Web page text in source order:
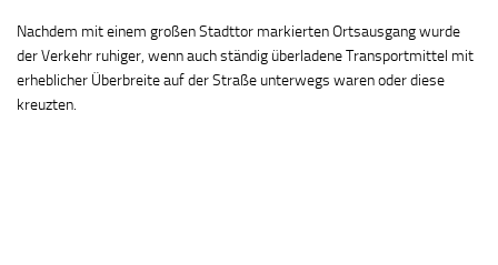
Nachdem mit einem großen Stadttor markierten Ortsausgang wurde
der Verkehr ruhiger, wenn auch ständig überladene Transportmittel mit
erheblicher Überbreite auf der Straße unterwegs waren oder diese
kreuzten.